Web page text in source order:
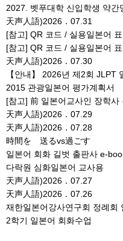
2027. 벳푸대학 신입학생 약간
天声人語)2026．07.31
天声人語)2026．07.30
【안내】 2026년 제2회 JLPT
2015 관광일본어 평가계획서
天声人語)2026．07.29
天声人語)2026．07.28
時間を 送るvs過ごす
일본어 회화 길벗 출판사 e-
다락원 심화일본어 교사용
天声人語)2026．07.27
天声人語)2026．07.26
재한일본어강사연구회 정례회
2학기 일본어 회화수업